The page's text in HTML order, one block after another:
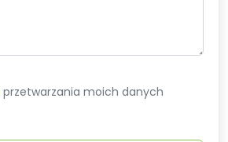
przetwarzania moich danych